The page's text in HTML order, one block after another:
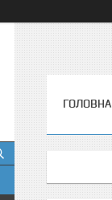
ГОЛОВНА